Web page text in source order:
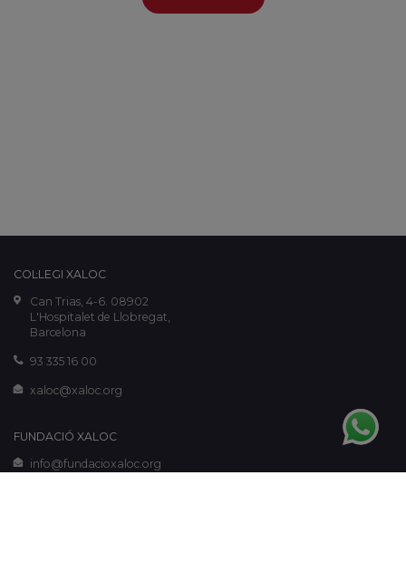
COL·LEGI XALOC
Can Trias, 4-6. 08902
L'Hospitalet de Llobregat,
Barcelona
93 335 16 00
xaloc@xaloc.org
FUNDACIÓ XALOC
info@fundacioxaloc.org